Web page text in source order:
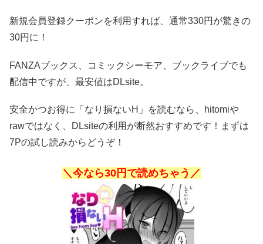
新規会員登録クーポンを利用すれば、通常330円が驚きの
30円に！
FANZAブックス、コミックシーモア、ブックライブでも
配信中ですが、最安値はDLsite。
安全かつお得に「なり損ないH」を読むなら、hitomiや
rawではなく、DLsiteの利用が断然おすすめです！まずは
7Pの試し読みからどうぞ！
＼今なら30円で読めちゃう／